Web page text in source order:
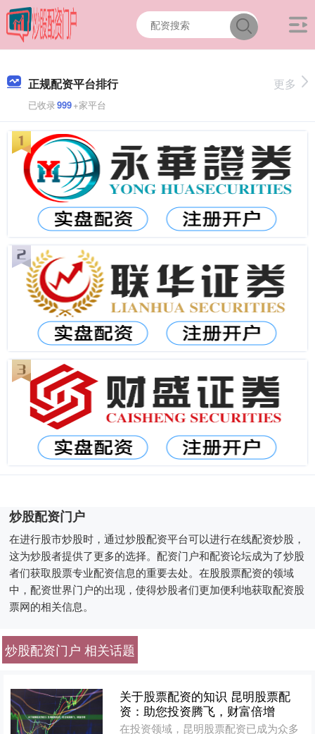
正规配资平台排行
已收录999+家平台
更多
炒股配资门户
在进行股市炒股时，通过炒股配资平台可以进行在线配资炒股，
这为炒股者提供了更多的选择。配资门户和配资论坛成为了炒股
者们获取股票专业配资信息的重要去处。在股股票配资的领域
中，配资世界门户的出现，使得炒股者们更加便利地获取配资股
票网的相关信息。
炒股配资门户 相关话题
关于股票配资的知识 昆明股票配
资：助您投资腾飞，财富倍增
在投资领域，昆明股票配资已成为众多